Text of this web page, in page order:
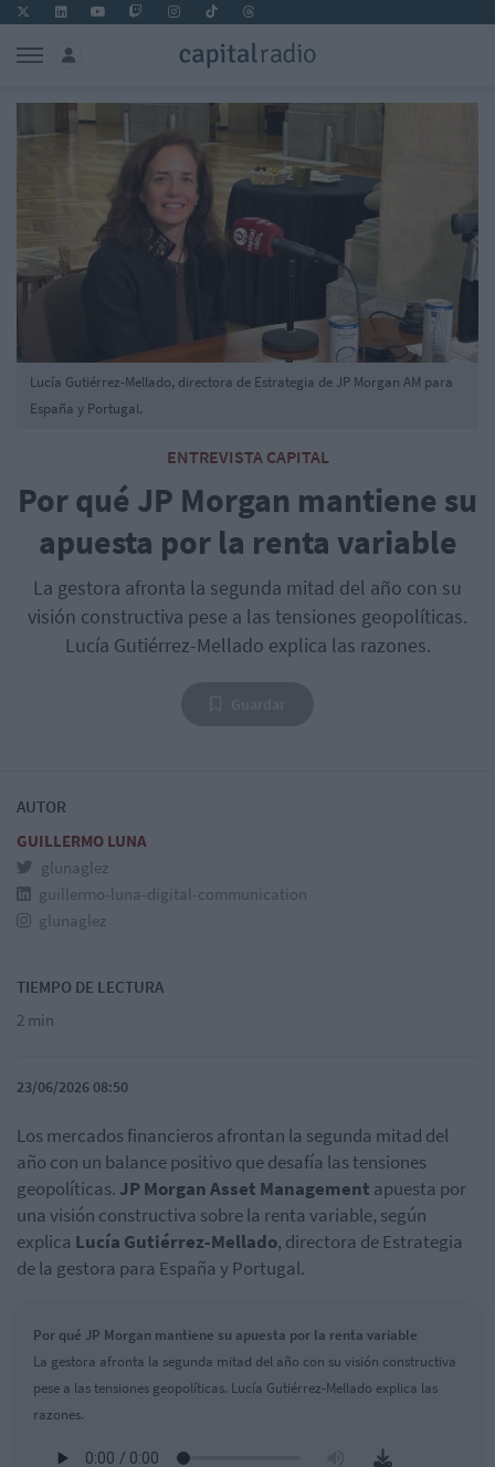
ENTREVISTA CAPITAL
Por qué JP Morgan mantiene su
apuesta por la renta variable
La gestora afronta la segunda mitad del año con su
visión constructiva pese a las tensiones geopolíticas.
Lucía Gutiérrez-Mellado explica las razones.
Lucía Gutiérrez-Mellado, directora de Estrategia de JP Morgan AM para
España y Portugal.
AUTOR
GUILLERMO LUNA
glunaglez
guillermo-luna-digital-communication
glunaglez
TIEMPO DE LECTURA
2 min
23/06/2026 08:50
Los mercados financieros afrontan la segunda mitad del
año con un balance positivo que desafía las tensiones
geopolíticas. JP Morgan Asset Management apuesta por
una visión constructiva sobre la renta variable, según
explica Lucía Gutiérrez-Mellado, directora de Estrategia
de la gestora para España y Portugal.
Por qué JP Morgan mantiene su apuesta por la renta variable
La gestora afronta la segunda mitad del año con su visión constructiva
pese a las tensiones geopolíticas. Lucía Gutiérrez-Mellado explica las
razones.